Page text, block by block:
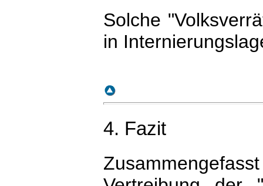
Solche
in
4. Fazit